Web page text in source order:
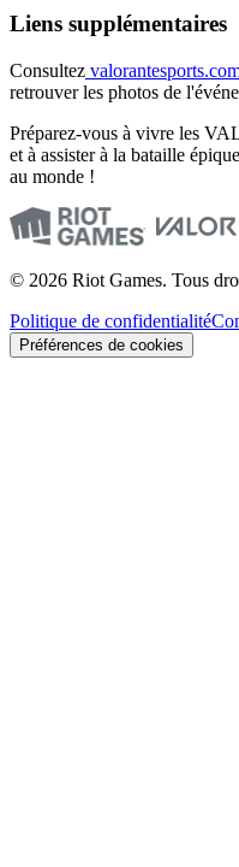
Liens supplémentaires
Consultez
retrouver les photos de
Préparez-vous à vivre les
et à assister à la bataille
au monde !
© 2026 Riot Games. Tous
Politique de confidentialité
Préférences de cookies